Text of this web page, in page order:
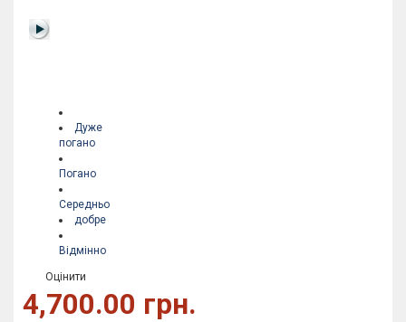
Дуже
погано
Погано
Середньо
добре
Відмінно
Оцінити
4,700.00 грн.